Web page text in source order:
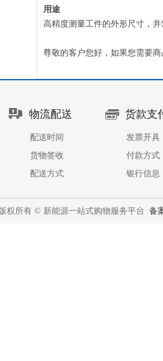
用途
高精度测量工件的外形尺寸，
尊敬的客户您好，如果您需要
物流配送
配送时间
货物签收
配送方式
货款支
发票开具
付款方式
银行信息
权所有 © 新能源一站式购物服务平台 备